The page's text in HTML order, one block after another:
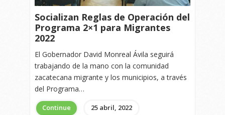
Socializan Reglas de Operación del
Programa 2×1 para Migrantes
2022
El Gobernador David Monreal Ávila seguirá
trabajando de la mano con la comunidad
zacatecana migrante y los municipios, a través
del Programa…
Continue 25 abril, 2022